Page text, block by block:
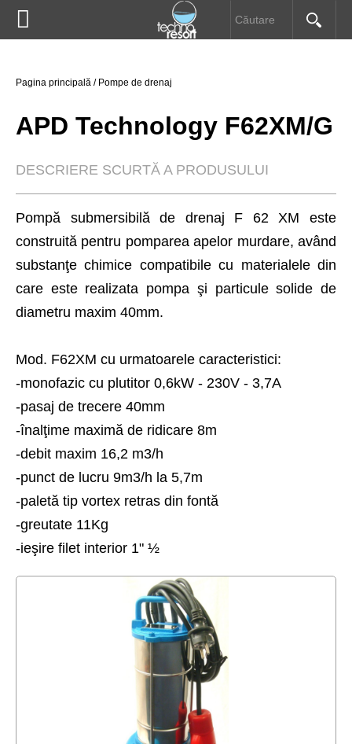


DESPRE NOI
PRODUSE
INFORMAŢII UTILE
DOWNLOAD
CONTACT
Pompe submersibile
Electropompe
Pagina principală / Pompe de drenaj
APD Technology F62XM/G
DESCRIERE SCURTĂ A PRODUSULUI
Pompă submersibilă de drenaj F 62 XM este
construită pentru pomparea apelor murdare, având
substanţe chimice compatibile cu materialele din
care este realizata pompa şi particule solide de
diametru maxim 40mm.
Mod. F62XM cu urmatoarele caracteristici:
-monofazic cu plutitor 0,6kW - 230V - 3,7A
-pasaj de trecere 40mm
-înalţime maximă de ridicare 8m
-debit maxim 16,2 m3/h
-punct de lucru 9m3/h la 5,7m
-paletă tip vortex retras din fontă
-greutate 11Kg
-ieşire filet interior 1" ½